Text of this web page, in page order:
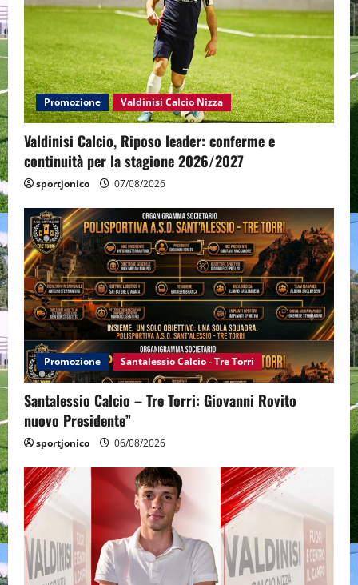
Promozione Valdinisi Calcio Nizza
Valdinisi Calcio, Riposo leader: conferme e
continuità per la stagione 2026/2027
sportjonico 07/08/2026
Promozione Santalessio Calcio - Tre Torri
Santalessio Calcio – Tre Torri: Giovanni Rovito
nuovo Presidente”
sportjonico 06/08/2026